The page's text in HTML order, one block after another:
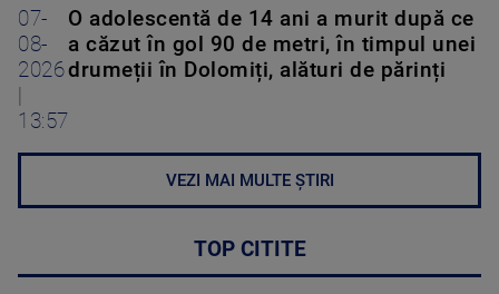
07-
08-
2026
13:57
O adolescentă de 14 ani a murit după ce
a căzut în gol 90 de metri, în timpul unei
drumeții în Dolomiți, alături de părinți
VEZI MAI MULTE ȘTIRI
TOP CITITE